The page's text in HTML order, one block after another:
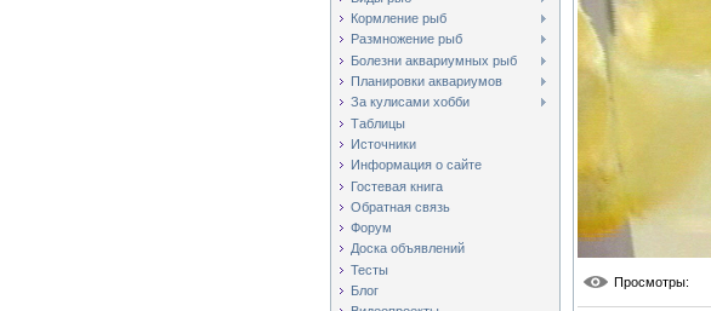
Кормление рыб
Размножение рыб
Болезни аквариумных рыб
Планировки аквариумов
За кулисами хобби
Таблицы
Источники
Информация о сайте
Гостевая книга
Обратная связь
Форум
Доска объявлений
Тесты
Блог
Просмотры: